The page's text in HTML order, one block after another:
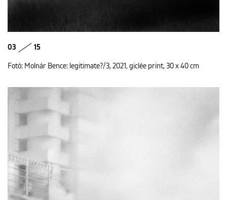
03 15
Fotó: Molnár Bence: legitimate?/3, 2021, giclée print, 30 x 40 cm